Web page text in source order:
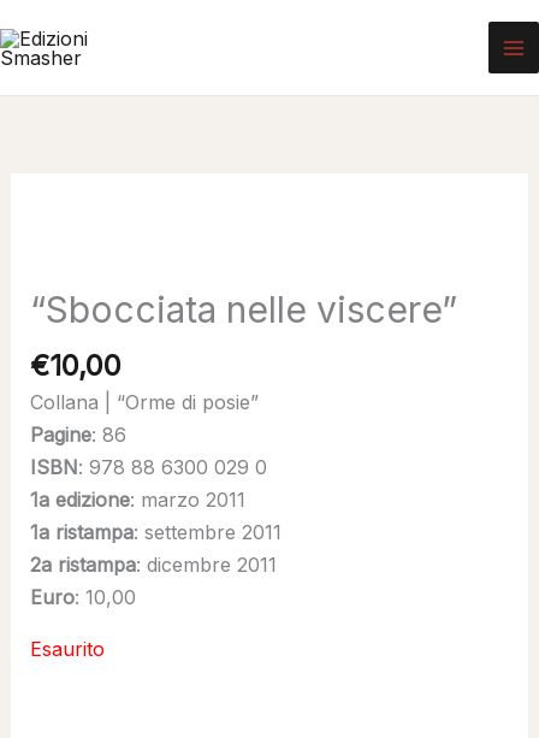
al
“Sbocciata nelle viscere”
€10,00
Collana | “Orme di posie”
Pagine: 86
ISBN: 978 88 6300 029 0
1a edizione: marzo 2011
1a ristampa: settembre 2011
2a ristampa: dicembre 2011
Euro: 10,00
Esaurito